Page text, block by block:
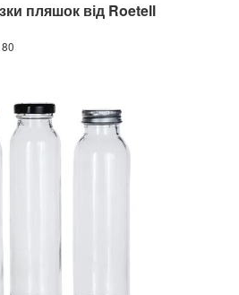
пляшок від Roetell